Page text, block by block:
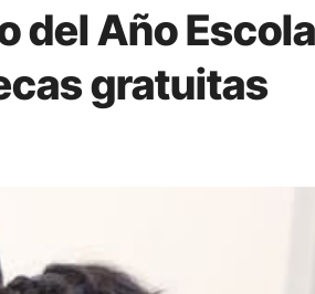
del Año
gratuitas